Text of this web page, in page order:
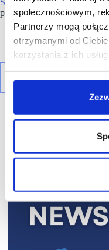
społecznościowym,
Partnerzy mogą
otrzymanymi od
korzystania z ich usług.
przychodów firmą